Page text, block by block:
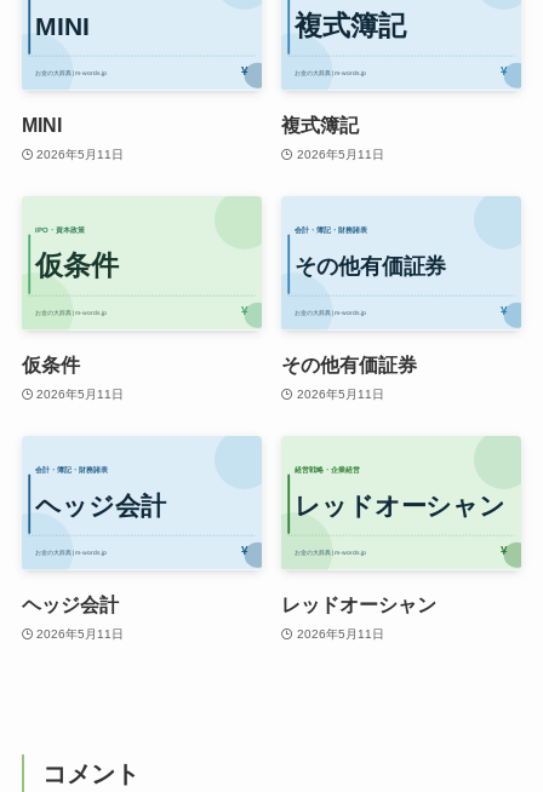
MINI
2026年5月11日
複式簿記
2026年5月11日
仮条件
2026年5月11日
その他有価証券
2026年5月11日
ヘッジ会計
2026年5月11日
レッドオーシャン
2026年5月11日
コメント